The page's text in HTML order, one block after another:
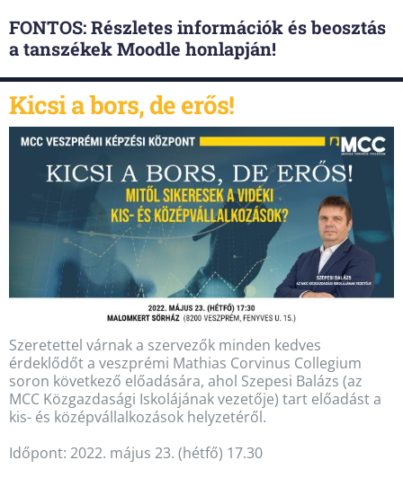
FONTOS: Részletes információk és beosztás
a tanszékek Moodle honlapján!
Kicsi a bors, de erős!
Szeretettel várnak a szervezők minden kedves
érdeklődőt a veszprémi Mathias Corvinus Collegium
soron következő előadására, ahol Szepesi Balázs (az
MCC Közgazdasági Iskolájának vezetője) tart előadást a
kis- és középvállalkozások helyzetéről.
Időpont: 2022. május 23. (hétfő) 17.30